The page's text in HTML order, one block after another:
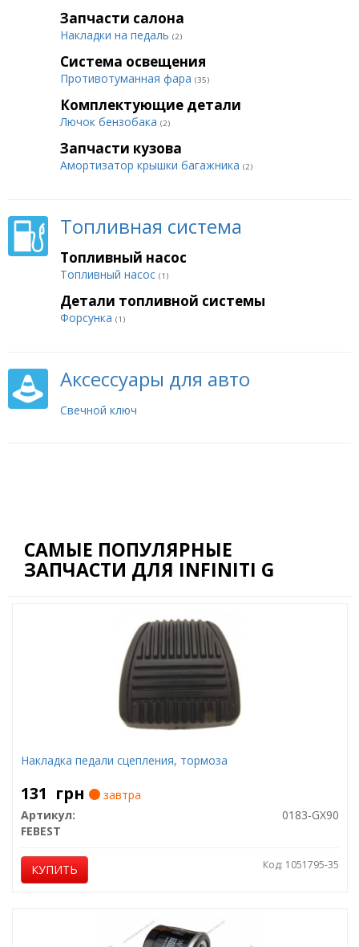
Запчасти салона
Накладки на педаль (2)
Система освещения
Противотуманная фара (35)
Комплектующие детали
Лючок бензобака (2)
Запчасти кузова
Амортизатор крышки багажника (2)
Топливная система
Топливный насос
Топливный насос (1)
Детали топливной системы
Форсунка (1)
Аксессуары для авто
Свечной ключ
САМЫЕ ПОПУЛЯРНЫЕ
ЗАПЧАСТИ ДЛЯ INFINITI G
Накладка педали сцепления, тормоза
131 грн
завтра
Артикул:
0183-GX90
FEBEST
КУПИТЬ Код: 1051795-35